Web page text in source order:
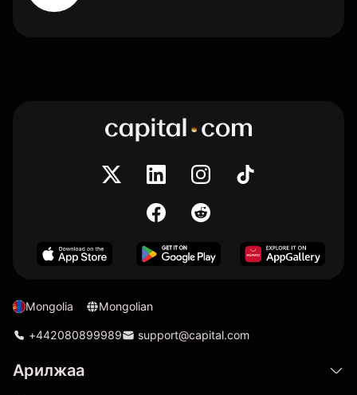
Mongolia Mongolian
+442080899989 support@capital.com
Арилжаа